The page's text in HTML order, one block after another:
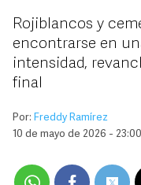
Rojiblancos y
encontrarse en
intensidad,
final
Por: Freddy Ramírez
10 de mayo de 2026 -